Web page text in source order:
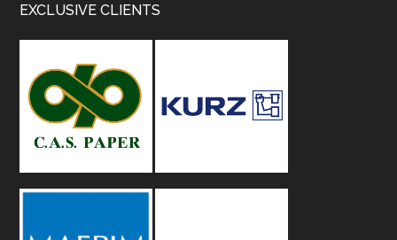
Footer
EXCLUSIVE CLIENTS